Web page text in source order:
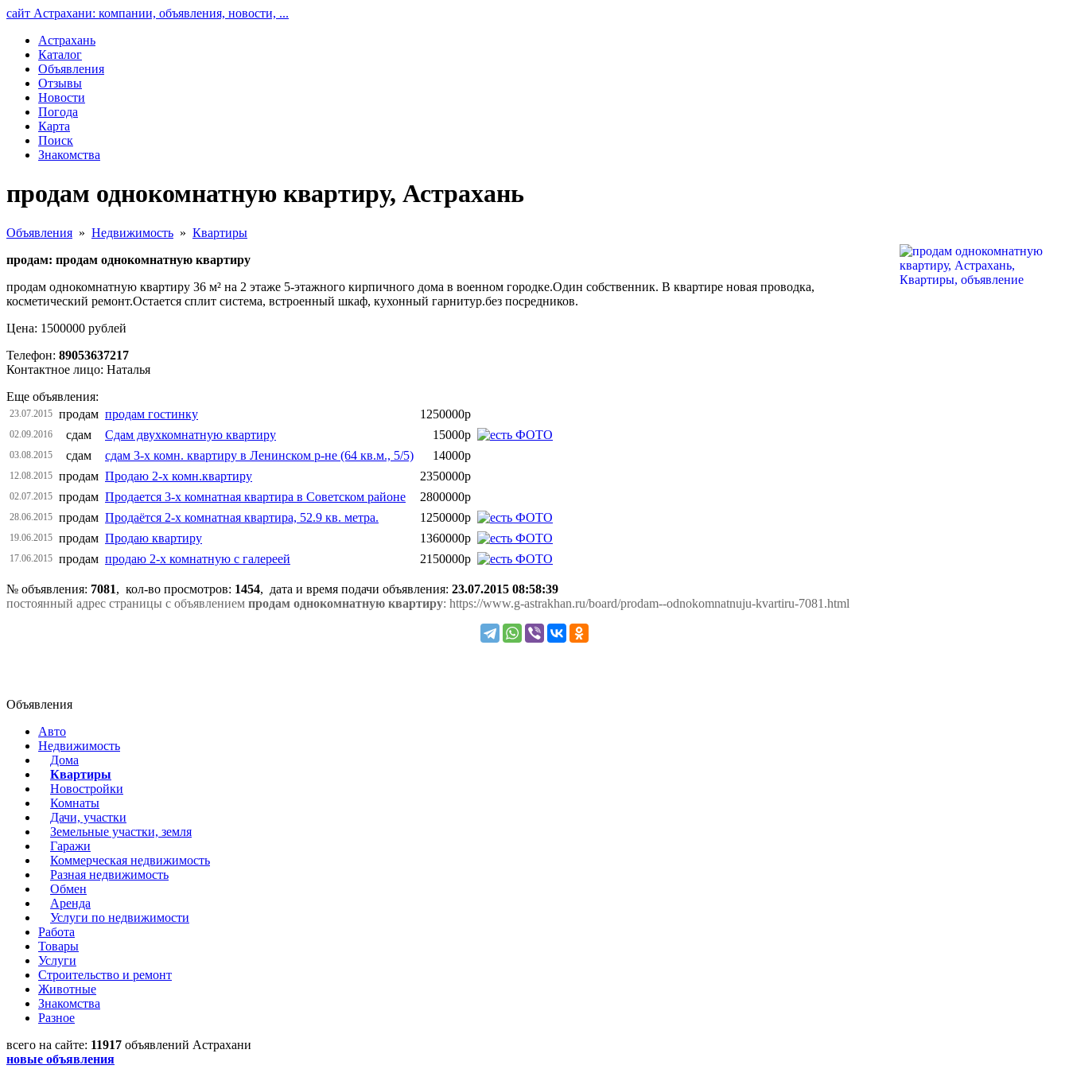
сайт Астрахани: компании, объявления, новости, ...
Астрахань
Каталог
Объявления
Отзывы
Новости
Погода
Карта
Поиск
Знакомства
продам однокомнатную квартиру, Астрахань
Объявления » Недвижимость » Квартиры
продам: продам однокомнатную квартиру
продам однокомнатную квартиру 36 м² на 2 этаже 5-этажного кирпичного дома в военном городке.Один собственник. В квартире новая проводка,
косметический ремонт.Остается сплит система, встроенный шкаф, кухонный гарнитур.без посредников.
Цена: 1500000 рублей
Телефон: 89053637217
Контактное лицо: Наталья
Еще объявления:
23.07.2015 продам продам гостинку 1250000р
02.09.2016 сдам Сдам двухкомнатную квартиру 15000р
03.08.2015 сдам сдам 3-х комн. квартиру в Ленинском р-не (64 кв.м., 5/5) 14000р
12.08.2015 продам Продаю 2-х комн.квартиру 2350000р
02.07.2015 продам Продается 3-х комнатная квартира в Советском районе 2800000р
28.06.2015 продам Продаётся 2-х комнатная квартира, 52.9 кв. метра. 1250000р
19.06.2015 продам Продаю квартиру 1360000р
17.06.2015 продам продаю 2-х комнатную с галереей 2150000р
№ объявления: 7081, кол-во просмотров: 1454, дата и время подачи объявления: 23.07.2015 08:58:39
постоянный адрес страницы с объявлением продам однокомнатную квартиру: https://www.g-astrakhan.ru/board/prodam--odnokomnatnuju-kvartiru-7081.html
Объявления
Авто
Недвижимость
Дома
Квартиры
Новостройки
Комнаты
Дачи, участки
Земельные участки, земля
Гаражи
Коммерческая недвижимость
Разная недвижимость
Обмен
Аренда
Услуги по недвижимости
Работа
Товары
Услуги
Строительство и ремонт
Животные
Знакомства
Разное
всего на сайте: 11917 объявлений Астрахани
новые объявления